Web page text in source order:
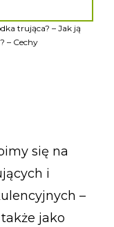
trująca? – Jak ją
– Cechy
się na
i
–
jako